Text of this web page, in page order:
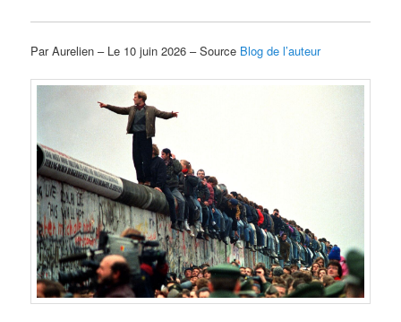
Par Aurelien – Le 10 juin 2026 – Source Blog de l’auteur